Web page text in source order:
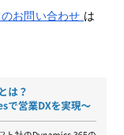
お問い合わせ は